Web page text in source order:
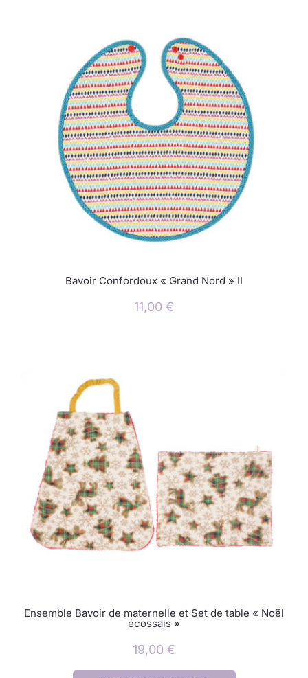
Bavoir Confordoux « Grand Nord » II
11,00 €
Ensemble Bavoir de maternelle et Set de table « Noël
écossais »
19,00 €